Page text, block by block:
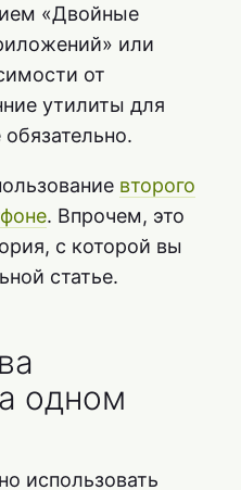
«Двойные
или
от
утилиты для
обязательно.
второго
. Впрочем, это
с которой вы
статье.
одном
использовать